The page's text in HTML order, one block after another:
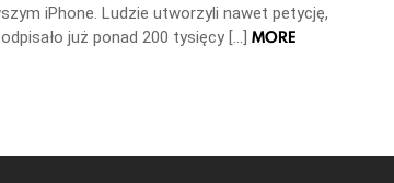
iPhone. Ludzie utworzyli nawet petycję,
już ponad 200 tysięcy […] MORE